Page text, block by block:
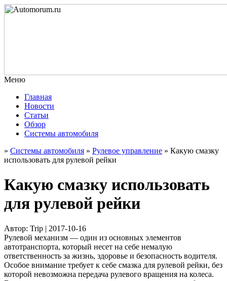
Меню
Главная
Новости
Статьи
Обзор
Системы автомобиля
» Системы автомобиля » Рулевое управление » Какую смазку
использовать для рулевой рейки
Какую смазку использовать
для рулевой рейки
Автор: Trip | 2017-10-16
Рулевой механизм — один из основных элементов
автотранспорта, который несет на себе немалую
ответственность за жизнь, здоровье и безопасность водителя.
Особое внимание требует к себе смазка для рулевой рейки, без
которой невозможна передача рулевого вращения на колеса.